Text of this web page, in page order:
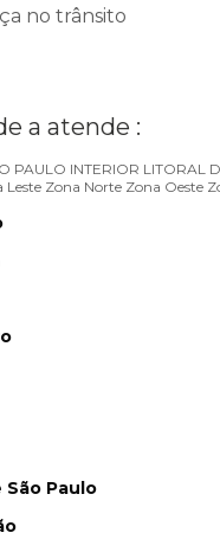
no trânsito
a atende :
PAULO INTERIOR LITORAL
Leste Zona Norte Zona Oeste
São Paulo